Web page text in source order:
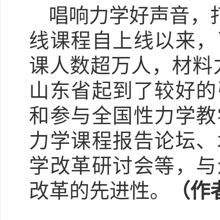
唱响力学好声音，
线课程自上线以来
课人数超万人，材
山东省起到了较好
和参与全国性力学
力学课程报告论坛
学改革研讨会等，
改革的先进性。
（